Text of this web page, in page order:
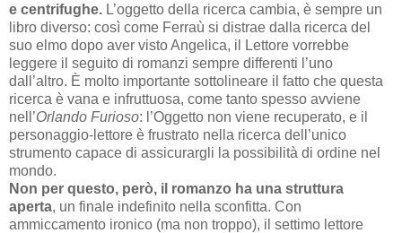
e centrifughe. L’oggetto della ricerca cambia, è sempre un
libro diverso: così come Ferraù si distrae dalla ricerca del
suo elmo dopo aver visto Angelica, il Lettore vorrebbe
leggere il seguito di romanzi sempre differenti l’uno
dall’altro. È molto importante sottolineare il fatto che questa
ricerca è vana e infruttuosa, come tanto spesso avviene
nell’Orlando Furioso: l’Oggetto non viene recuperato, e il
personaggio-lettore è frustrato nella ricerca dell’unico
strumento capace di assicurargli la possibilità di ordine nel
mondo.
Non per questo, però, il romanzo ha una struttura
aperta, un finale indefinito nella sconfitta. Con
ammiccamento ironico (ma non troppo), il settimo lettore